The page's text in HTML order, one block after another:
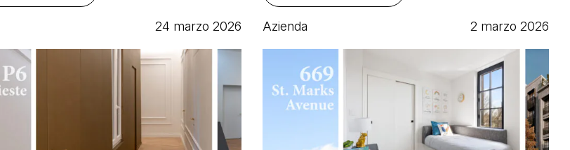
24 marzo 2026 Azienda 2 marzo 2026